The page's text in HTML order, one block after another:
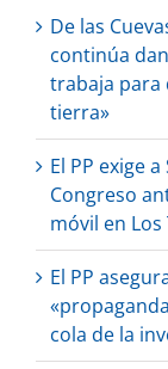
De las
continúa
trabaja para
tierra»
El PP exige
Congreso
móvil en
El PP
cola de la